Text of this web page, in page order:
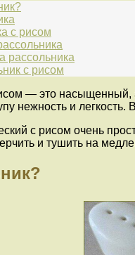
с рисом
рассольника
с рисом
— это
нежность и
с рисом очень
и тушить на